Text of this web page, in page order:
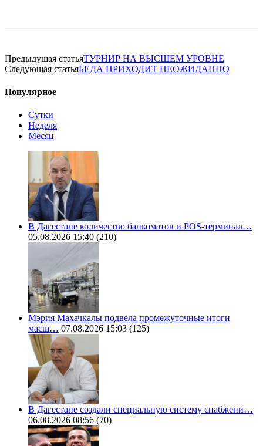
Предыдущая статьяТУРНИР НА ВЫСШЕМ УРОВНЕ
Следующая статьяБЕДА ПРИХОДИТ НЕОЖИДАННО
Популярное
Сутки
Неделя
Месяц
В Дагестане количество банкоматов и POS-терминал…
05.08.2026 15:40 (210)
Мэрия Махачкалы подвела промежуточные итоги
масш… 07.08.2026 15:03 (125)
В Дагестане создали специальную систему снабжени…
06.08.2026 08:56 (70)